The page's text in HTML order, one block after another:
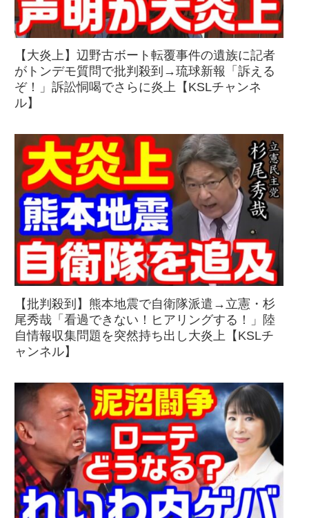
【大炎上】辺野古ボート転覆事件の遺族に記者
がトンデモ質問で批判殺到→琉球新報「訴える
ぞ！」訴訟恫喝でさらに炎上【KSLチャンネ
ル】
【批判殺到】熊本地震で自衛隊派遣→立憲・杉
尾秀哉「看過できない！ヒアリングする！」陸
自情報収集問題を突然持ち出し大炎上【KSLチ
ャンネル】